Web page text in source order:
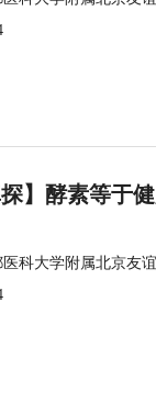
探】酵素等于
科大学附属北京友